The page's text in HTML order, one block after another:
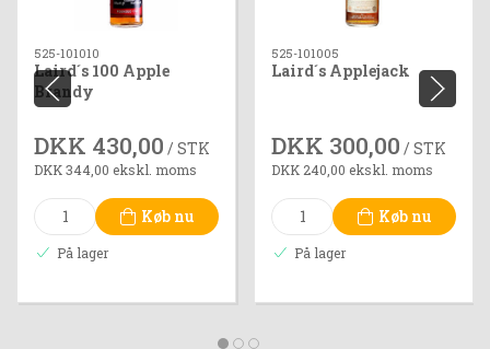
525-101010
Laird´s 100 Apple
Brandy
DKK 430,00 / STK
DKK 344,00 ekskl. moms
Køb nu
På lager
525-101005
Laird´s Applejack
DKK 300,00 / STK
DKK 240,00 ekskl. moms
Køb nu
På lager